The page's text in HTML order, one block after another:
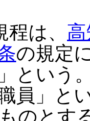
は、
の規定
という
員」と
のとす